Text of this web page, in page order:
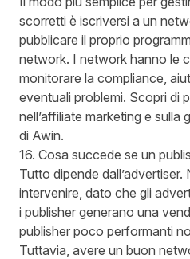
scorretti è iscriversi a un
pubblicare il proprio
network. I network hanno le
monitorare la compliance,
eventuali problemi. Scopri di
nell’affiliate marketing e sulla
di Awin.
16. Cosa succede se un
Tutto dipende dall’advertiser.
intervenire, dato che gli
i publisher generano una
publisher poco performanti
Tuttavia, avere un buon